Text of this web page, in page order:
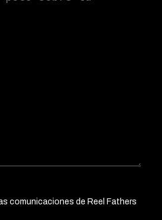
comunicaciones de Reel Fathers